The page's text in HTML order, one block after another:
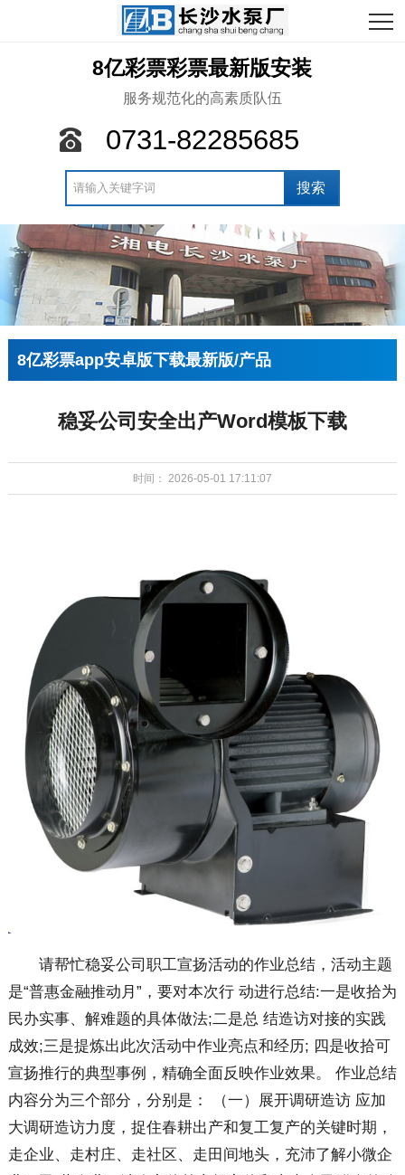
8亿彩票彩票最新版安装
服务规范化的高素质队伍
0731-82285685
8亿彩票app安卓版下载最新版/产品
稳妥公司安全出产Word模板下载
时间： 2026-05-01 17:11:07
请帮忙稳妥公司职工宣扬活动的作业总结，活动主题
是“普惠金融推动月”，要对本次行 动进行总结:一是收拾为
民办实事、解难题的具体做法;二是总 结造访对接的实践
成效;三是提炼出此次活动中作业亮点和经历; 四是收拾可
宣扬推行的典型事例，精确全面反映作业效果。 作业总结
内容分为三个部分，分别是： （一）展开调研造访 应加
大调研造访力度，捉住春耕出产和复工复产的关键时期，
走企业、走村庄、走社区、走田间地头，充沛了解小微企